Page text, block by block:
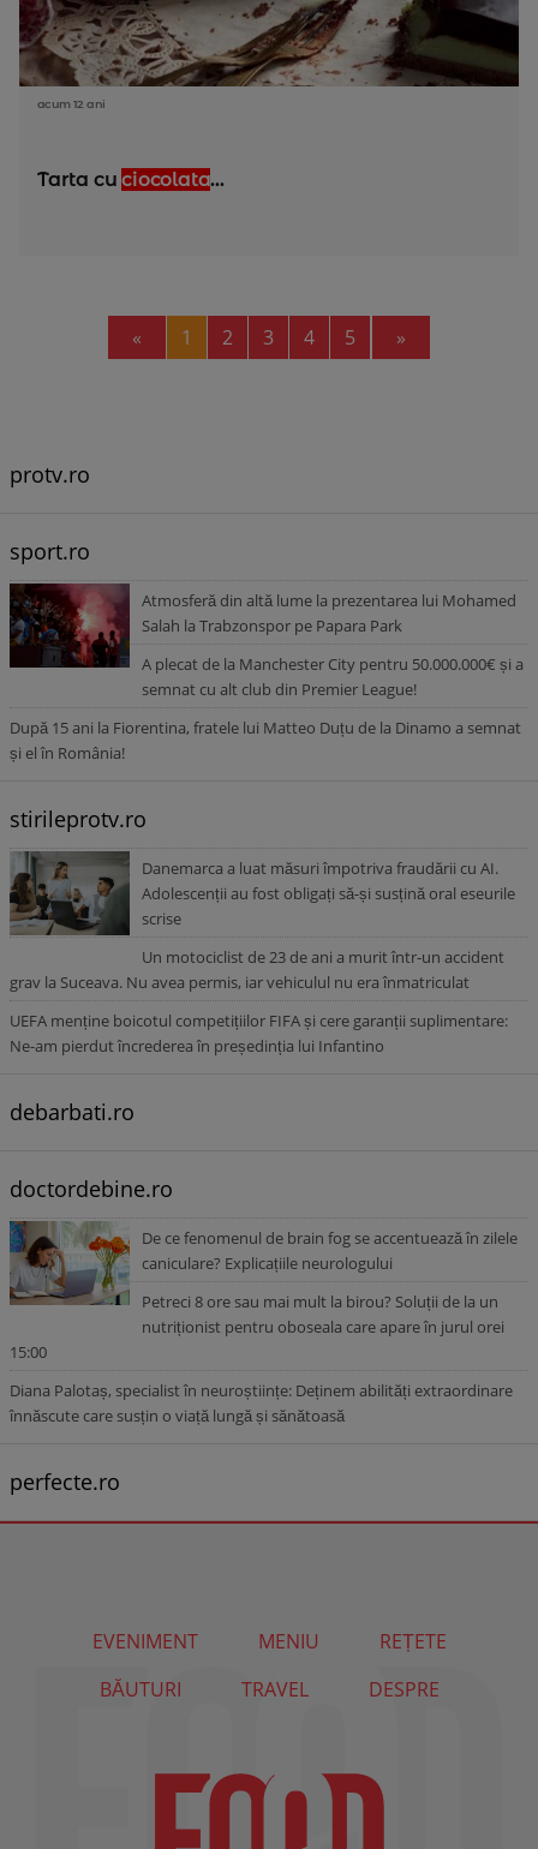
acum 12 ani
Tarta cuciocolata...
« Previous
1 2 3 4 5 »
protv.ro
sport.ro
Atmosferă din altă lume la prezentarea lui Mohamed
Salah la Trabzonspor pe Papara Park
A plecat de la Manchester City pentru 50.000.000€ și a
semnat cu alt club din Premier League!
După 15 ani la Fiorentina, fratele lui Matteo Duțu de la Dinamo a semnat
și el în România!
stirileprotv.ro
Danemarca a luat măsuri împotriva fraudării cu AI.
Adolescenții au fost obligați să-și susțină oral eseurile
scrise
Un motociclist de 23 de ani a murit într-un accident
grav la Suceava. Nu avea permis, iar vehiculul nu era înmatriculat
UEFA menține boicotul competițiilor FIFA și cere garanții suplimentare:
Ne-am pierdut încrederea în președinția lui Infantino
debarbati.ro
doctordebine.ro
De ce fenomenul de brain fog se accentuează în zilele
caniculare? Explicațiile neurologului
Petreci 8 ore sau mai mult la birou? Soluții de la un
nutriționist pentru oboseala care apare în jurul orei
15:00
Diana Palotaș, specialist în neuroștiințe: Deținem abilități extraordinare
înnăscute care susțin o viață lungă și sănătoasă
perfecte.ro
EVENIMENT MENIU
REȚETE
BĂUTURI
TRAVEL DESPRE